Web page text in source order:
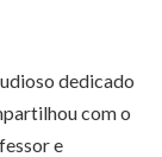
dedicado
com o
e